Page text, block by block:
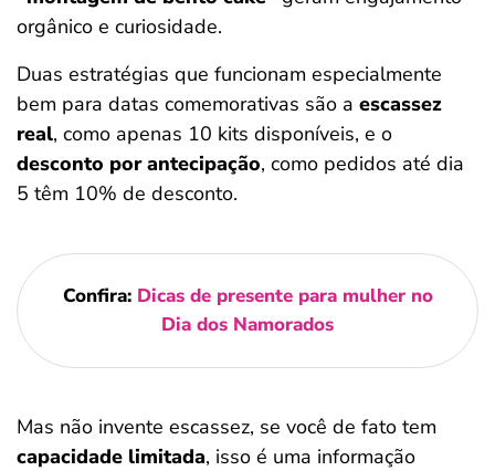
orgânico e curiosidade.
Duas estratégias que funcionam especialmente
bem para datas comemorativas são a escassez
real, como apenas 10 kits disponíveis, e o
desconto por antecipação, como pedidos até dia
5 têm 10% de desconto.
Confira: Dicas de presente para mulher no
Dia dos Namorados
Mas não invente escassez, se você de fato tem
capacidade limitada, isso é uma informação